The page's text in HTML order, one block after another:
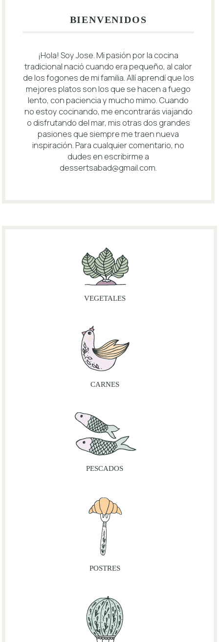
BIENVENIDOS
¡Hola! Soy Jose. Mi pasión por la cocina
tradicional nació cuando era pequeño, al calor
de los fogones de mi familia. Allí aprendí que los
mejores platos son los que se hacen a fuego
lento, con paciencia y mucho mimo. Cuando
no estoy cocinando, me encontrarás viajando
o disfrutando del mar, mis otras dos grandes
pasiones que siempre me traen nueva
inspiración. Para cualquier comentario, no
dudes en escribirme a
dessertsabad@gmail.com
VEGETALES
CARNES
PESCADOS
POSTRES